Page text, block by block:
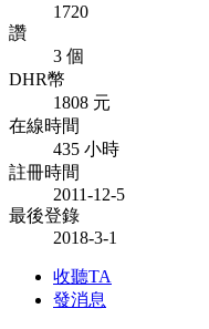
1720
讚
3 個
DHR幣
1808 元
在線時間
435 小時
註冊時間
2011-12-5
最後登錄
2018-3-1
收聽TA
發消息